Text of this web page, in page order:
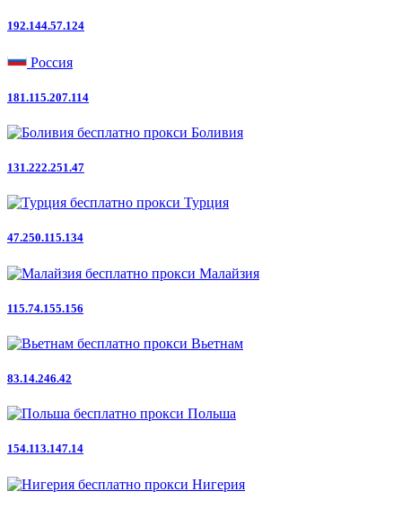
192.144.57.124
Россия
181.115.207.114
Боливия
131.222.251.47
Турция
47.250.115.134
Малайзия
115.74.155.156
Вьетнам
83.14.246.42
Польша
154.113.147.14
Нигерия